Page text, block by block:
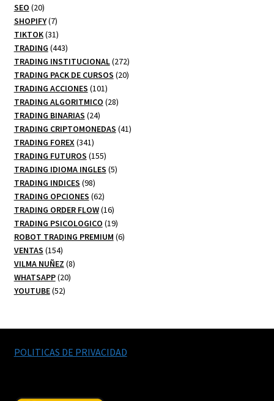
SEO 2020
productos
SHOPIFY 77
productos
TIKTOK 3131
productos
TRADING 443443
productos
TRADING INSTITUCIONAL 272272
productos
TRADING PACK DE CURSOS 2020
TRADING ACCIONES 101101
productos
TRADING ALGORITMICO 2828
TRADING BINARIAS 2424
productos
TRADING CRIPTOMONEDAS 4141
TRADING FOREX 341341
productos
TRADING FUTUROS 155155
productos
TRADING IDIOMA INGLES 55
TRADING INDICES 9898
productos
TRADING OPCIONES 6262
productos
TRADING ORDER FLOW 1616
productos
TRADING PSICOLOGICO 1919
productos
ROBOT TRADING PREMIUM 66
VENTAS 154154
productos
VILMA NUÑEZ 88
WHATSAPP 2020
YOUTUBE 5252
POLITICAS DE PRIVACIDAD